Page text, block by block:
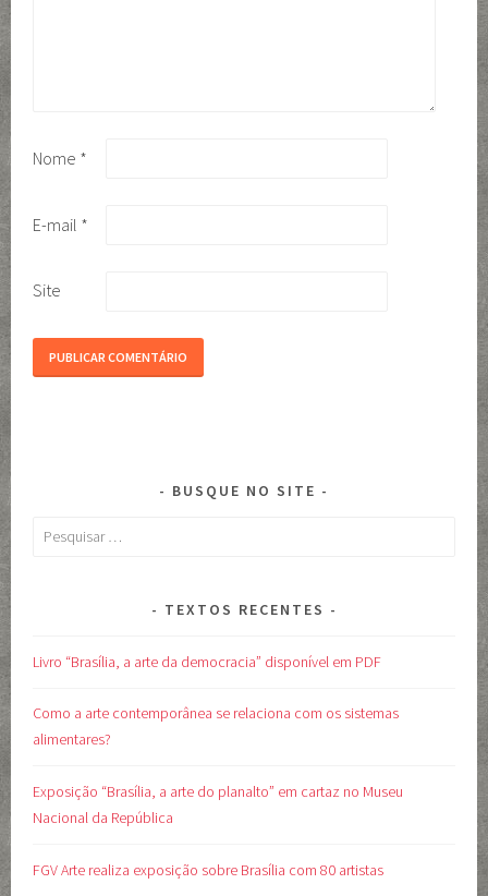
Nome *
E-mail *
Site
BUSQUE NO SITE
Pesquisar
TEXTOS RECENTES
Livro “Brasília, a arte da democracia” disponível em PDF
Como a arte contemporânea se relaciona com os sistemas
alimentares?
Exposição “Brasília, a arte do planalto” em cartaz no Museu
Nacional da República
FGV Arte realiza exposição sobre Brasília com 80 artistas